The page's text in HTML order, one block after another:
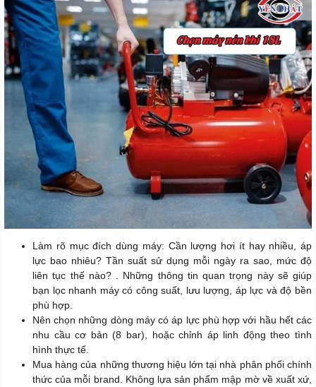
Làm rõ mục đích dùng máy: Cần lượng hơi ít hay nhiều, áp
lực bao nhiêu? Tần suất sử dụng mỗi ngày ra sao, mức độ
liên tục thế nào? . Những thông tin quan trọng này sẽ giúp
bạn lọc nhanh máy có công suất, lưu lượng, áp lực và độ bền
phù hợp.
Nên chọn những dòng máy có áp lực phù hợp với hầu hết các
nhu cầu cơ bản (8 bar), hoặc chỉnh áp linh động theo tình
hình thực tế.
Mua hàng của những thương hiệu lớn tại nhà phân phối chính
thức của mỗi brand. Không lựa sản phẩm mập mờ về xuất xứ,